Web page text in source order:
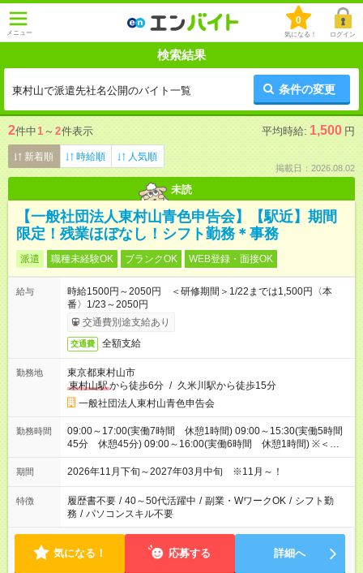
メニュー
0
気になる！ ログイン
検索結果
東村山で派遣先社名公開のバイト一覧 条件の変更
2件中1 ～ 2件表示 平均時給: 1,500 円
新着順 時給順 人気順
掲載日：2026.08.02
未読
【一般社団法人東村山青色申告会】【駅近】期間
限定！残業ほぼなし！シフト勤務＊事務
派遣 職種未経験OK ブランクOK WEB登録・面接OK
給与
時給1500円～2050円 ＜研修期間＞1/22までは1,500円〈本
番〉1/23～2050円
交通費別途支給あり
交通費 全額支給
勤務地
東京都東村山市
東村山駅から徒歩6分 / 久米川駅から徒歩15分
一般社団法人東村山青色申告会
勤務時間
09:00～17:00(実働7時間 休憩1時間) 09:00～15:30(実働5時間
45分 休憩45分) 09:00～16:00(実働6時間 休憩1時間) ※＜研
修期間＞9時～17時（休憩60分) ＜研修後＞8時50分～17時(休
憩45分)
期間 2026年11月下旬～2027年03月中旬 ※11月～！
特徴 履歴書不要 / 40～50代活躍中 / 副業・WワークOK / シフト勤
務 / パソコンスキル不要
気になる！ 応募する 詳細へ